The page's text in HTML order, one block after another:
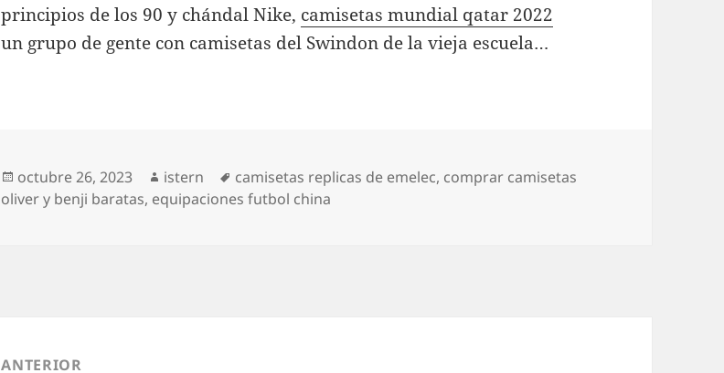
principios de los 90 y chándal Nike, camisetas mundial qatar 2022
un grupo de gente con camisetas del Swindon de la vieja escuela…
Publicado
el
octubre 26, 2023 Autor
istern Etiquetas
camisetas replicas de emelec, comprar camisetas
oliver y benji baratas, equipaciones futbol china
ANTERIOR